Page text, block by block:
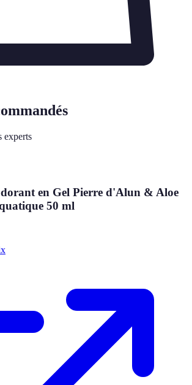
experts
en Gel Pierre d'Alun & Aloe
50 ml